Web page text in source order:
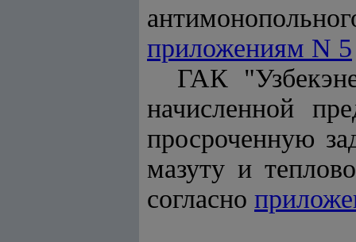
приложениям N 5
ГАК
начисленной
просроченную
мазуту и
согласно